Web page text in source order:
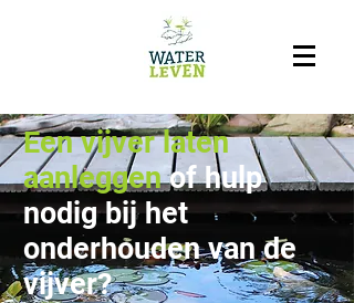
Een vijver laten
aanleggenof hulp
nodig bij het
onderhouden van de
vijver?